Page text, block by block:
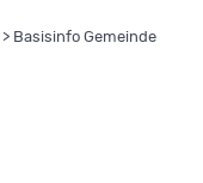
> Basisinfo Gemeinde